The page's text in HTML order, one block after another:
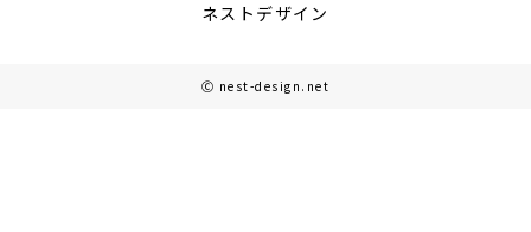
ネストデザイン
Ⓒ nest-design.net